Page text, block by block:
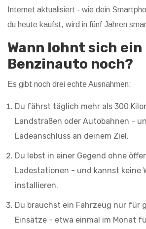
Internet aktualisiert - wie dein
du heute kaufst, wird in fünf Jahren
Wann lohnt sich ein
Benzinauto noch?
Es gibt noch drei echte Ausnahmen:
Du fährst täglich mehr als 300
Landstraßen oder Autobahnen -
Ladeanschluss an deinem Ziel.
Du lebst in einer Gegend ohne
Ladestationen - und kannst keine
installieren.
Du brauchst ein Fahrzeug nur für
Einsätze - etwa einmal im Monat